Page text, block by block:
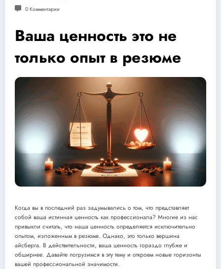
0 Комментарии
Ваша ценность это не
только опыт в резюме
Когда вы в последний раз задумывались о том, что представляет
собой ваша истинная ценность как профессионала? Многие из нас
привыкли считать, что наша ценность определяется исключительно
опытом, изложенным в резюме. Однако, это только вершина
айсберга. В действительности, ваша ценность гораздо глубже и
обширнее. Давайте погрузимся в эту тему и откроем новые горизонты
вашей профессиональной значимости.